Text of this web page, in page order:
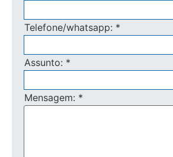
Telefone/whatsapp: *
Assunto: *
Mensagem: *